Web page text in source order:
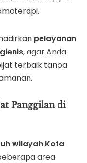
pelayanan
, agar Anda
terbaik tanpa
Panggilan di
wilayah Kota
area